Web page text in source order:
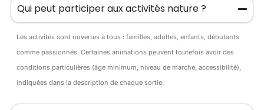
Qui peut participer aux activités nature ?
Les activités sont ouvertes à tous : familles, adultes, enfants, débutants
comme passionnés. Certaines animations peuvent toutefois avoir des
conditions particulières (âge minimum, niveau de marche, accessibilité),
indiquées dans la description de chaque sortie.